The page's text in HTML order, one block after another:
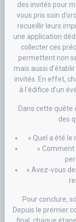
des invités pour
vous pris soin
recueillir leurs
une application
collecter ces
permettent non
mais aussi
invités. En effet,
à l’édifice d’un
Dans cette quête
des
« Quel a été
«
« Avez-vous
Pour conclure,
Depuis le premier